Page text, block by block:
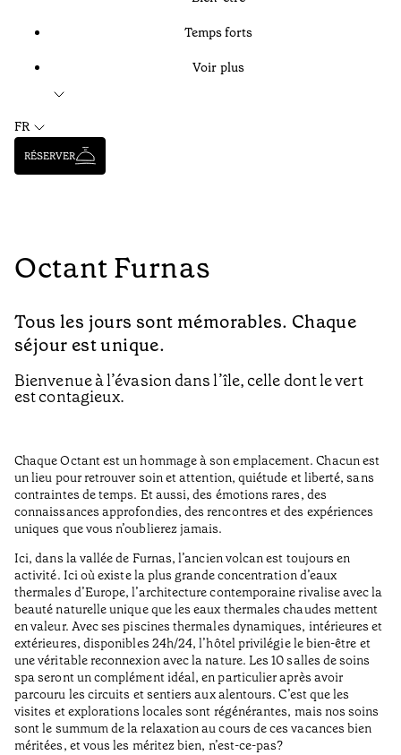
Temps forts
Voir plus
FR
RÉSERVER
Octant Furnas
Tous les jours sont mémorables. Chaque
séjour est unique.
Bienvenue à l’évasion dans l’île, celle dont le vert
est contagieux.
Chaque Octant est un hommage à son emplacement. Chacun est
un lieu pour retrouver soin et attention, quiétude et liberté, sans
contraintes de temps. Et aussi, des émotions rares, des
connaissances approfondies, des rencontres et des expériences
uniques que vous n’oublierez jamais.
Ici, dans la vallée de Furnas, l’ancien volcan est toujours en
activité. Ici où existe la plus grande concentration d’eaux
thermales d’Europe, l’architecture contemporaine rivalise avec la
beauté naturelle unique que les eaux thermales chaudes mettent
en valeur. Avec ses piscines thermales dynamiques, intérieures et
extérieures, disponibles 24h/24, l’hôtel privilégie le bien-être et
une véritable reconnexion avec la nature. Les 10 salles de soins
spa seront un complément idéal, en particulier après avoir
parcouru les circuits et sentiers aux alentours. C’est que les
visites et explorations locales sont régénérantes, mais nos soins
sont le summum de la relaxation au cours de ces vacances bien
méritées, et vous les méritez bien, n’est-ce-pas?